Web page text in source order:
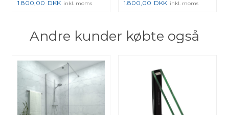
1.800,00 DKK inkl. moms 1.800,00 DKK inkl. moms
Andre kunder købte også